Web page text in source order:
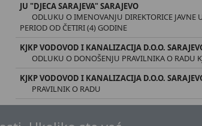
JU "DJECA SARAJEVA" SARAJEVO
ODLUKU O IMENOVANJU DIREKTORICE JAVNE
PERIOD OD ČETIRI (4) GODINE
KJKP VODOVOD I KANALIZACIJA D.O.O.
ODLUKU O DONOŠENJU PRAVILNIKA O RADU
KJKP VODOVOD I KANALIZACIJA D.O.O.
PRAVILNIK O RADU